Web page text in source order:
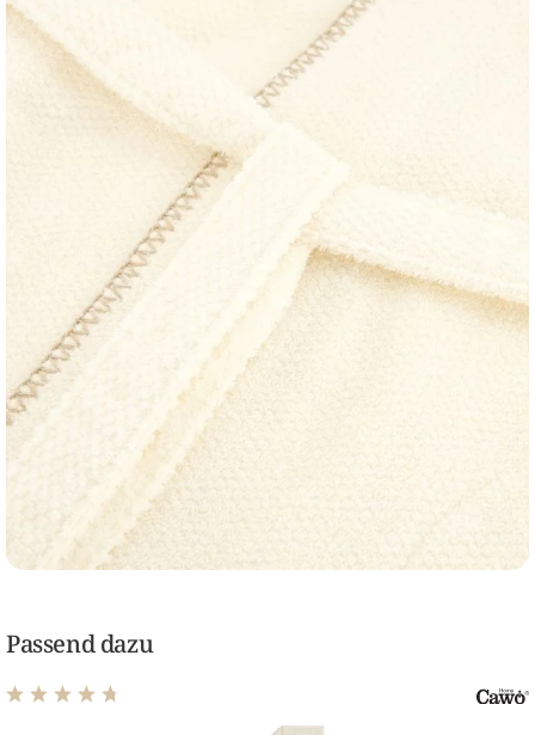
Passend dazu
Durchschnittliche Bewertung von 4.86 von 5 Sternen